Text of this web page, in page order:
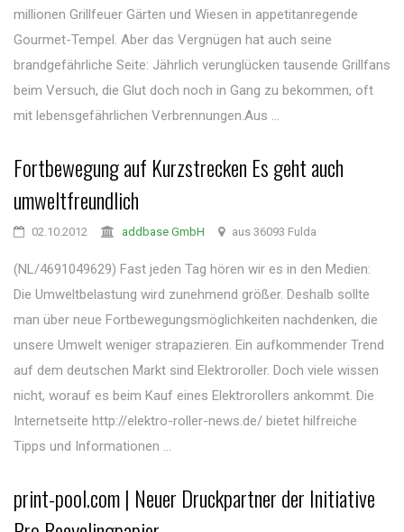
millionen Grillfeuer Gärten und Wiesen in appetitanregende
Gourmet-Tempel. Aber das Vergnügen hat auch seine
brandgefährliche Seite: Jährlich verunglücken tausende Grillfans
beim Versuch, die Glut doch noch in Gang zu bekommen, oft
mit lebensgefährlichen Verbrennungen.Aus ...
Fortbewegung auf Kurzstrecken Es geht auch
umweltfreundlich
02.10.2012 addbase GmbH aus 36093 Fulda
(NL/4691049629) Fast jeden Tag hören wir es in den Medien:
Die Umweltbelastung wird zunehmend größer. Deshalb sollte
man über neue Fortbewegungsmöglichkeiten nachdenken, die
unsere Umwelt weniger strapazieren. Ein aufkommender Trend
auf dem deutschen Markt sind Elektroroller. Doch viele wissen
nicht, worauf es beim Kauf eines Elektrorollers ankommt. Die
Internetseite http://elektro-roller-news.de/ bietet hilfreiche
Tipps und Informationen ...
print-pool.com | Neuer Druckpartner der Initiative